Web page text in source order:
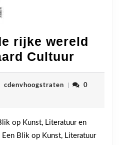
rijke wereld
Cultuur
je
in
wereld
cdenvhoogstraten
0
op Kunst, Literatuur en
Een Blik op Kunst, Literatuur